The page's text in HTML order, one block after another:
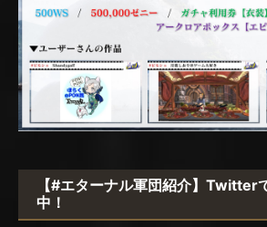
【#エターナル軍団紹介】Twitter
中！